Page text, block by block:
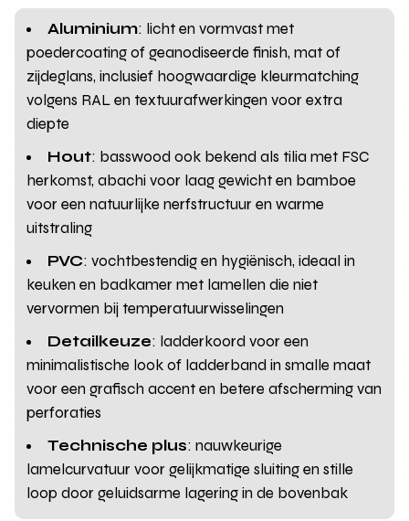
Aluminium: licht en vormvast met
poedercoating of geanodiseerde finish, mat of
zijdeglans, inclusief hoogwaardige kleurmatching
volgens RAL en textuurafwerkingen voor extra
diepte
Hout: basswood ook bekend als tilia met FSC
herkomst, abachi voor laag gewicht en bamboe
voor een natuurlijke nerfstructuur en warme
uitstraling
PVC: vochtbestendig en hygiënisch, ideaal in
keuken en badkamer met lamellen die niet
vervormen bij temperatuurwisselingen
Detailkeuze: ladderkoord voor een
minimalistische look of ladderband in smalle maat
voor een grafisch accent en betere afscherming van
perforaties
Technische plus: nauwkeurige
lamelcurvatuur voor gelijkmatige sluiting en stille
loop door geluidsarme lagering in de bovenbak